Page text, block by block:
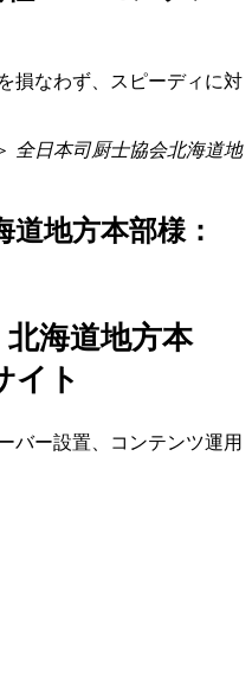
全日本司厨士協会北海道地
地方本部様：
海道地方本
ト
バー設置、コンテンツ運用